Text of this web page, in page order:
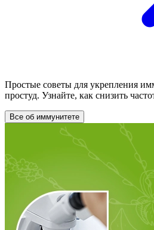
Простые советы для укрепления
простуд. Узнайте, как снизить
Все об иммунитете